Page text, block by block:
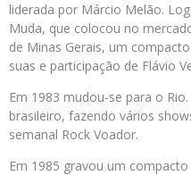
liderada por Márcio Melão.
Muda, que colocou no
de Minas Gerais, um
suas e participação de Flávio
Em 1983 mudou-se para o
brasileiro, fazendo vários
semanal Rock Voador.
Em 1985 gravou um